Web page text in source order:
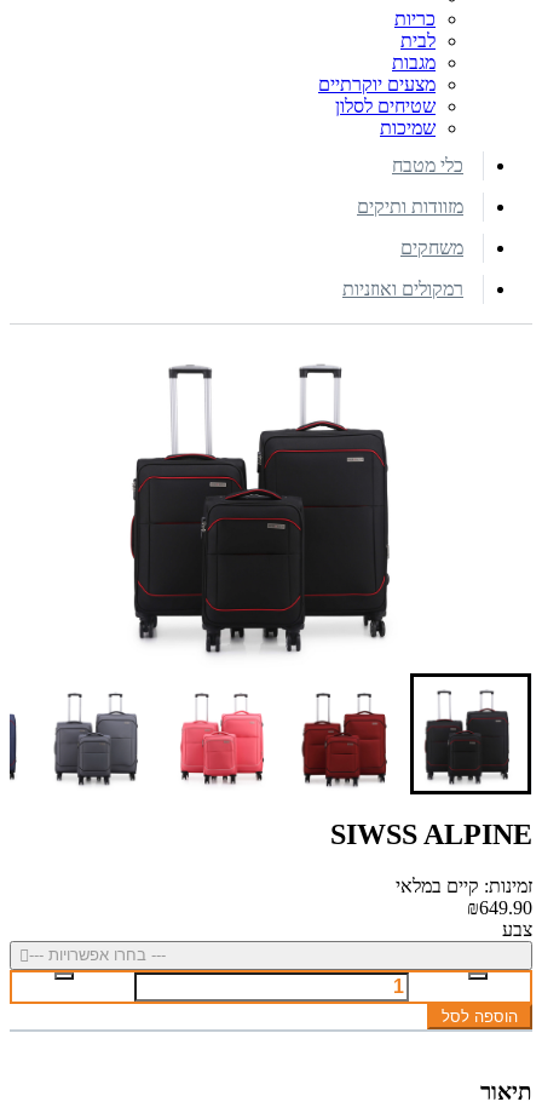
כריות
לבית
מגבות
מצעים יוקרתיים
שטיחים לסלון
שמיכות
כלי מטבח
מזוודות ותיקים
משחקים
רמקולים ואוזניות
SIWSS ALPINE
זמינות: קיים במלאי
₪649.90
צבע
--- בחרו אפשרויות ---
הוספה לסל
תיאור